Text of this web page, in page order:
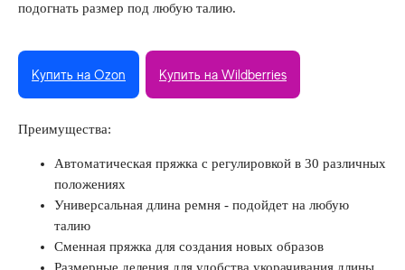
подогнать размер под любую талию.
Купить на Ozon Купить на Wildberries
Преимущества:
Автоматическая пряжка с регулировкой в 30 различных
положениях
Универсальная длина ремня - подойдет на любую
талию
Сменная пряжка для создания новых образов